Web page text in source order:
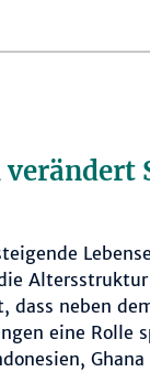
verändert
neben
eine Rolle